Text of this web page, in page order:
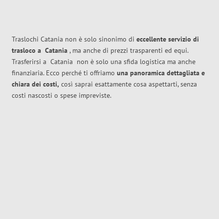
Traslochi Catania non è solo sinonimo di eccellente servizio di
trasloco a Catania , ma anche di prezzi trasparenti ed equi.
Trasferirsi a Catania non è solo una sfida logistica ma anche
finanziaria. Ecco perché ti offriamo una panoramica dettagliata e
chiara dei costi, così saprai esattamente cosa aspettarti, senza
costi nascosti o spese impreviste.